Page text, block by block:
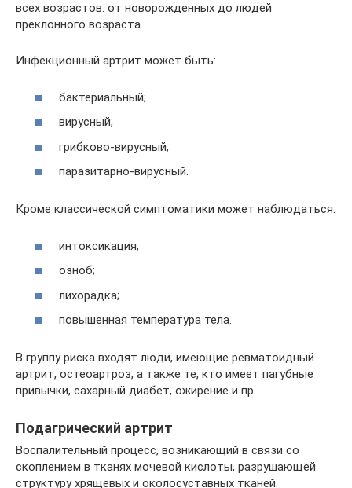
всех возрастов: от новорожденных до людей
преклонного возраста.
Инфекционный артрит может быть:
бактериальный;
вирусный;
грибково-вирусный;
паразитарно-вирусный.
Кроме классической симптоматики может наблюдаться:
интоксикация;
озноб;
лихорадка;
повышенная температура тела.
В группу риска входят люди, имеющие ревматоидный
артрит, остеоартроз, а также те, кто имеет пагубные
привычки, сахарный диабет, ожирение и пр.
Подагрический артрит
Воспалительный процесс, возникающий в связи со
скоплением в тканях мочевой кислоты, разрушающей
структуру хрящевых и околосуставных тканей.